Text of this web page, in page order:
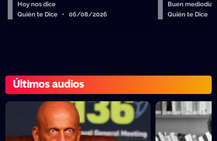
Hoy nos dice
Quién te Dice • 06/08/2026
Buen mediodía
Quién te Dice
Últimos audios